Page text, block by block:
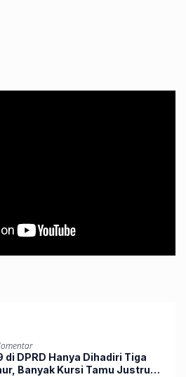
di DPRD Hanya Dihadiri Tiga
Banyak Kursi Tamu Justru